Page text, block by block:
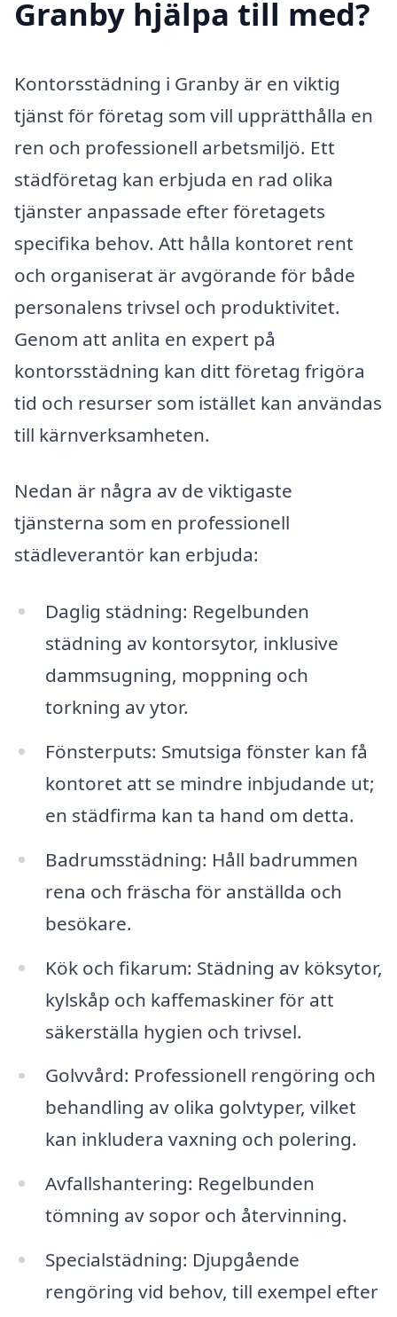
Granby hjälpa till med?
Kontorsstädning i Granby är en viktig
tjänst för företag som vill upprätthålla en
ren och professionell arbetsmiljö. Ett
städföretag kan erbjuda en rad olika
tjänster anpassade efter företagets
specifika behov. Att hålla kontoret rent
och organiserat är avgörande för både
personalens trivsel och produktivitet.
Genom att anlita en expert på
kontorsstädning kan ditt företag frigöra
tid och resurser som istället kan användas
till kärnverksamheten.
Nedan är några av de viktigaste
tjänsterna som en professionell
städleverantör kan erbjuda:
Daglig städning: Regelbunden
städning av kontorsytor, inklusive
dammsugning, moppning och
torkning av ytor.
Fönsterputs: Smutsiga fönster kan få
kontoret att se mindre inbjudande ut;
en städfirma kan ta hand om detta.
Badrumsstädning: Håll badrummen
rena och fräscha för anställda och
besökare.
Kök och fikarum: Städning av köksytor,
kylskåp och kaffemaskiner för att
säkerställa hygien och trivsel.
Golvvård: Professionell rengöring och
behandling av olika golvtyper, vilket
kan inkludera vaxning och polering.
Avfallshantering: Regelbunden
tömning av sopor och återvinning.
Specialstädning: Djupgående
rengöring vid behov, till exempel efter